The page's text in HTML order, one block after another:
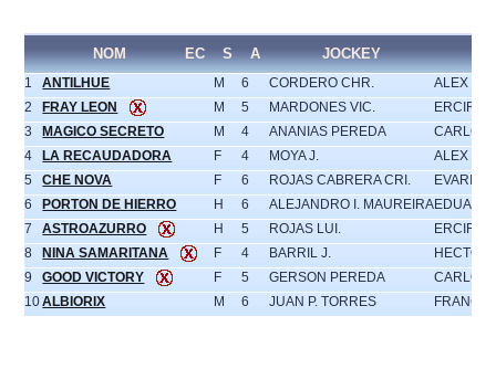
NOM EC S A JOCKEY
1 ANTILHUE M 6 CORDERO CHR.
ALEX
2
FRAY LEON M 5 MARDONES VIC.
ERCIRA
3
MAGICO SECRETO M 4 ANANIAS PEREDA
CARLOS
4
LA RECAUDADORA F 4 MOYA J.
ALEX
5
CHE NOVA F 6 ROJAS CABRERA CRI.
6
PORTON DE HIERRO H 6 ALEJANDRO I. MAUREIRA
7
ASTROAZURRO H 5 ROJAS LUI.
ERCIRA
8
NINA SAMARITANA F 4 BARRIL J.
HECTOR
9
GOOD VICTORY F 5 GERSON PEREDA
CARLOS
10ALBIORIX M 6 JUAN P. TORRES